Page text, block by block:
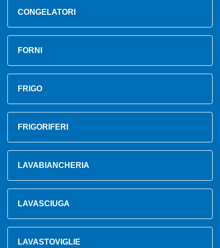
CONGELATORI
FORNI
FRIGO
FRIGORIFERI
LAVABIANCHERIA
LAVASCIUGA
LAVASTOVIGLIE